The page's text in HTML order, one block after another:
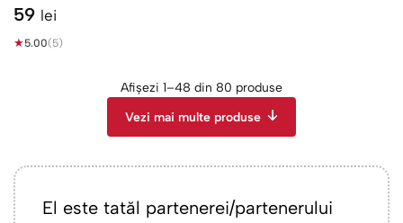
59 lei
★5.00(5)
Afișezi 1–48 din 80 produse
Vezi mai multe produse
El este tatăl partenerei/partenerului